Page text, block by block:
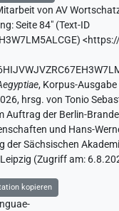
von AV
Seite 84" (Text-ID
)
, Korpus-Ausgabe
hrsg. von Tonio
Auftrag der Berlin-
und Hans-
der Sächsischen
(Zugriff am:
kopieren